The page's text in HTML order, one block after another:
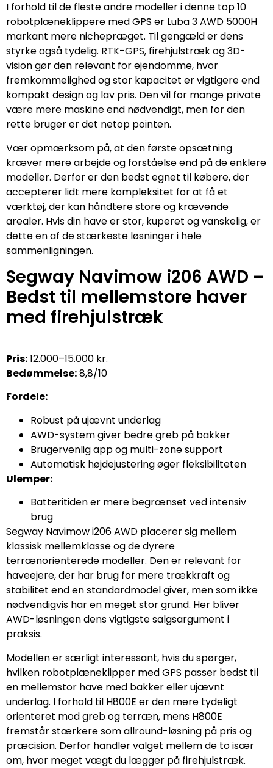
I forhold til de fleste andre modeller i denne top 10
robotplæneklippere med GPS er Luba 3 AWD 5000H
markant mere nichepræget. Til gengæld er dens
styrke også tydelig. RTK-GPS, firehjulstræk og 3D-
vision gør den relevant for ejendomme, hvor
fremkommelighed og stor kapacitet er vigtigere end
kompakt design og lav pris. Den vil for mange private
være mere maskine end nødvendigt, men for den
rette bruger er det netop pointen.
Vær opmærksom på, at den første opsætning
kræver mere arbejde og forståelse end på de enklere
modeller. Derfor er den bedst egnet til købere, der
accepterer lidt mere kompleksitet for at få et
værktøj, der kan håndtere store og krævende
arealer. Hvis din have er stor, kuperet og vanskelig, er
dette en af de stærkeste løsninger i hele
sammenligningen.
Segway Navimow i206 AWD –
Bedst til mellemstore haver
med firehjulstræk
Pris:12.000–15.000 kr.
Bedømmelse:8,8/10
Fordele:
Robust på ujævnt underlag
AWD-system giver bedre greb på bakker
Brugervenlig app og multi-zone support
Automatisk højdejustering øger fleksibiliteten
Ulemper:
Batteritiden er mere begrænset ved intensiv
brug
Segway Navimow i206 AWD placerer sig mellem
klassisk mellemklasse og de dyrere
terrænorienterede modeller. Den er relevant for
haveejere, der har brug for mere trækkraft og
stabilitet end en standardmodel giver, men som ikke
nødvendigvis har en meget stor grund. Her bliver
AWD-løsningen dens vigtigste salgsargument i
praksis.
Modellen er særligt interessant, hvis du spørger,
hvilken robotplæneklipper med GPS passer bedst til
en mellemstor have med bakker eller ujævnt
underlag. I forhold til H800E er den mere tydeligt
orienteret mod greb og terræn, mens H800E
fremstår stærkere som allround-løsning på pris og
præcision. Derfor handler valget mellem de to især
om, hvor meget vægt du lægger på firehjulstræk.